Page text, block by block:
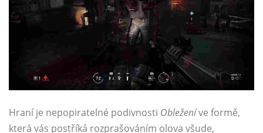
Hraní je nepopiratelné podivnosti Obleženíve formě,
která vás postříká rozprašováním olova všude,